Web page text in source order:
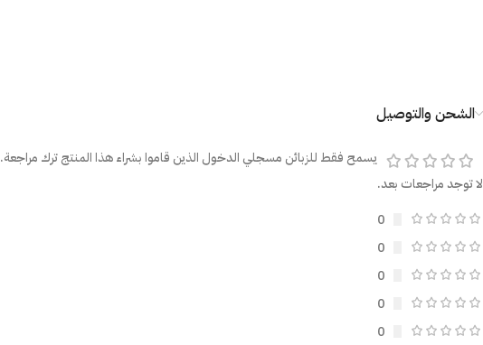
الشحن والتوصيل
لا توجد مراجعات بعد.
0
0
0
0
0
يسمح فقط للزبائن مسجلي الدخول الذين قاموا بشراء هذا المنتج ترك مراجعة.